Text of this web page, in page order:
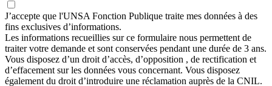
J’accepte que l'UNSA Fonction Publique traite mes données à des
fins exclusives d’informations.
Les informations recueillies sur ce formulaire nous permettent de
traiter votre demande et sont conservées pendant une durée de 3 ans.
Vous disposez d’un droit d’accès, d’opposition , de rectification et
d’effacement sur les données vous concernant. Vous disposez
également du droit d’introduire une réclamation auprès de la CNIL.